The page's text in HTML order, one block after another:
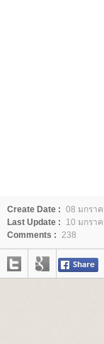
Create Date : 08 มกรา
Last Update :
10 มกรา
Comments : 238